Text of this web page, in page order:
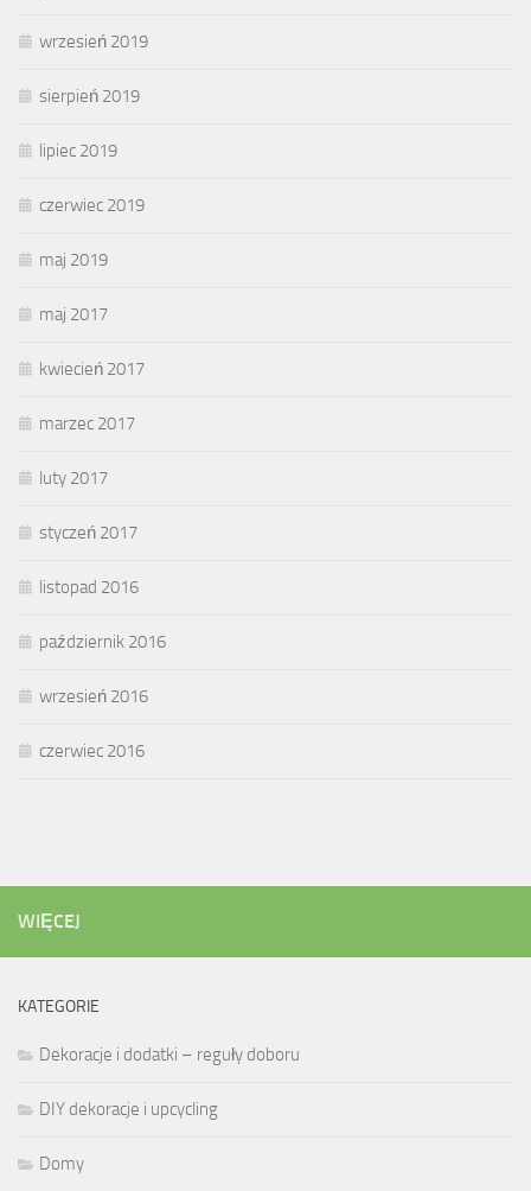
wrzesień 2019
sierpień 2019
lipiec 2019
czerwiec 2019
maj 2019
maj 2017
kwiecień 2017
marzec 2017
luty 2017
styczeń 2017
listopad 2016
październik 2016
wrzesień 2016
czerwiec 2016
WIĘCEJ
KATEGORIE
Dekoracje i dodatki – reguły doboru
DIY dekoracje i upcycling
Domy